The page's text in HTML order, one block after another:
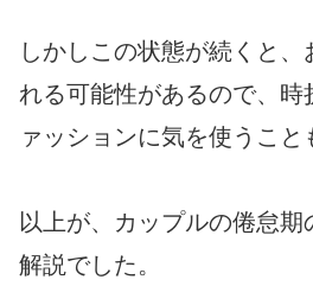
しかしこの状態が続くと
れる可能性があるので、時
ァッションに気を使うこと
以上が、カップルの倦怠期
解説でした。